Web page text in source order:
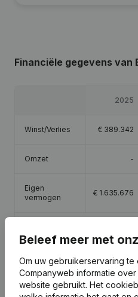
Financiële gegevens van
2025
Winst/Verlies € 389.342
Omzet -
Eigen
vermogen
€ 1.635.676
Beleef meer met
Om uw gebruikerservaring te
Companyweb informatie
website gebruikt. Het